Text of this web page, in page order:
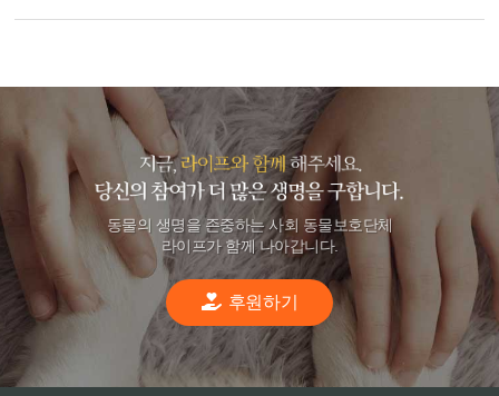
동물의 생명을 존중하는 사회 동물보호단체
라이프가 함께 나아갑니다.
후원하기